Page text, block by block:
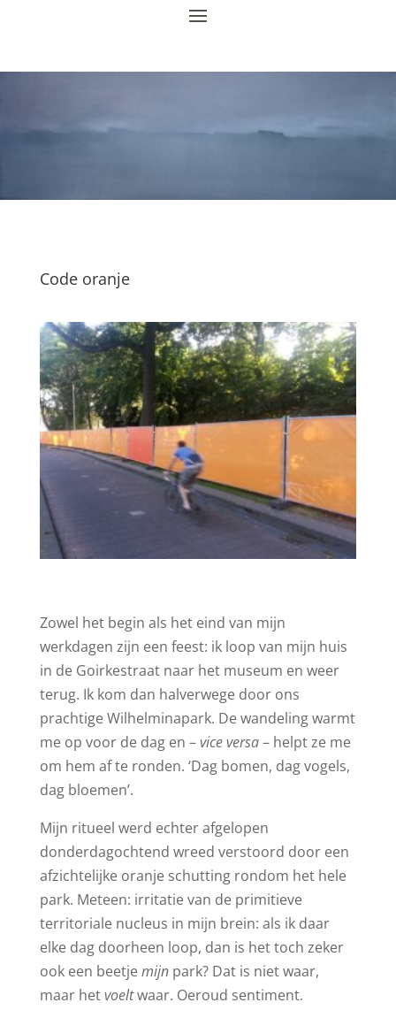
Code oranje
Zowel het begin als het eind van mijn
werkdagen zijn een feest: ik loop van mijn huis
in de Goirkestraat naar het museum en weer
terug. Ik kom dan halverwege door ons
prachtige Wilhelminapark. De wandeling warmt
me op voor de dag en –vice versa– helpt ze me
om hem af te ronden. ‘Dag bomen, dag vogels,
dag bloemen’.
Mijn ritueel werd echter afgelopen
donderdagochtend wreed verstoord door een
afzichtelijke oranje schutting rondom het hele
park. Meteen: irritatie van de primitieve
territoriale nucleus in mijn brein: als ik daar
elke dag doorheen loop, dan is het toch zeker
ook een beetjemijn park? Dat is niet waar,
maar hetvoeltwaar. Oeroud sentiment.